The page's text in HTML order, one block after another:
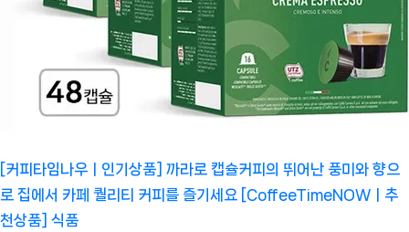
[커피타임나우ㅣ인기상품] 까라로 캡슐커피의 뛰어난 풍미와 향으
로 집에서 카페 퀄리티 커피를 즐기세요 [CoffeeTimeNOWㅣ추
천상품] 식품